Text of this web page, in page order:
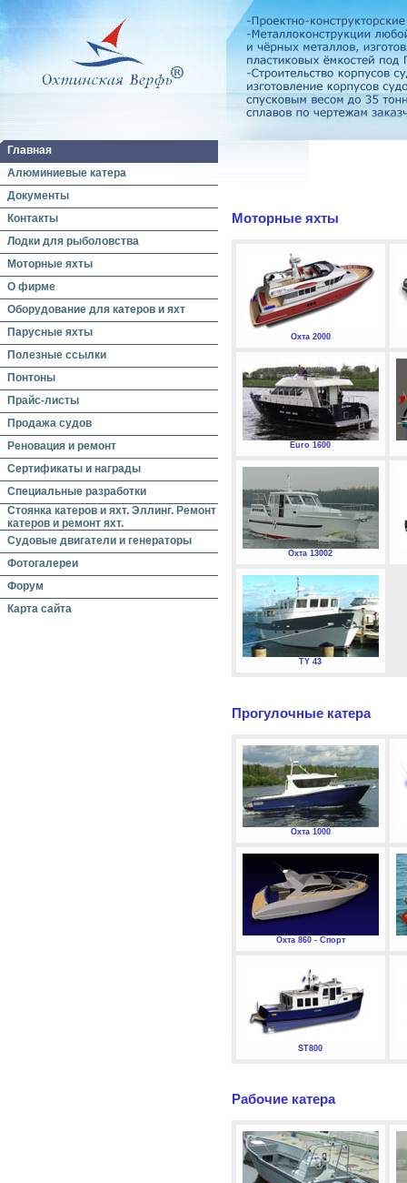
Главная
Алюминиевые катера
Документы
Контакты
Лодки для рыболовства
Моторные яхты
О фирме
Оборудование для катеров и яхт
Парусные яхты
Полезные ссылки
Понтоны
Прайс-листы
Продажа судов
Реновация и ремонт
Сертификаты и награды
Специальные разработки
Стоянка катеров и яхт. Эллинг. Ремонт
катеров и ремонт яхт.
Судовые двигатели и генераторы
Фотогалереи
Форум
Карта сайта
Моторные яхты
Охта 2000
Euro 1600
Охта 13002
TY 43
Прогулочные катера
Охта 1000
Охта 860 - Спорт
ST800
Рабочие катера